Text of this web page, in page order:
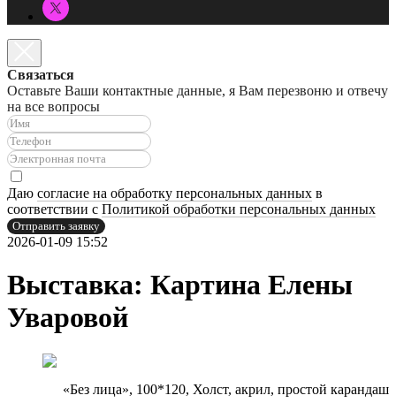
Связаться
Оставьте Ваши контактные данные, я Вам перезвоню и отвечу
на все вопросы
Даю согласие на обработку персональных данных в
соответствии с Политикой обработки персональных данных
Отправить заявку
2026-01-09 15:52
Выставка: Картина Елены
Уваровой
«Без лица», 100*120, Холст, акрил, простой карандаш